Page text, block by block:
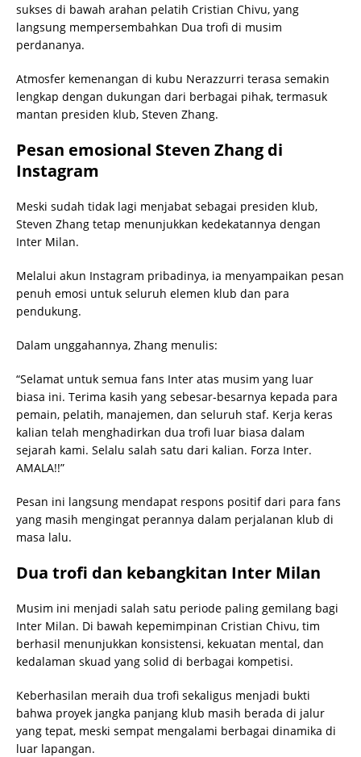
sukses di bawah arahan pelatih Cristian Chivu, yang
langsung mempersembahkan Dua trofi di musim
perdananya.
Atmosfer kemenangan di kubu Nerazzurri terasa semakin
lengkap dengan dukungan dari berbagai pihak, termasuk
mantan presiden klub, Steven Zhang.
Pesan emosional Steven Zhang di
Instagram
Meski sudah tidak lagi menjabat sebagai presiden klub,
Steven Zhang tetap menunjukkan kedekatannya dengan
Inter Milan.
Melalui akun Instagram pribadinya, ia menyampaikan pesan
penuh emosi untuk seluruh elemen klub dan para
pendukung.
Dalam unggahannya, Zhang menulis:
“Selamat untuk semua fans Inter atas musim yang luar
biasa ini. Terima kasih yang sebesar-besarnya kepada para
pemain, pelatih, manajemen, dan seluruh staf. Kerja keras
kalian telah menghadirkan dua trofi luar biasa dalam
sejarah kami. Selalu salah satu dari kalian. Forza Inter.
AMALA!!”
Pesan ini langsung mendapat respons positif dari para fans
yang masih mengingat perannya dalam perjalanan klub di
masa lalu.
Dua trofi dan kebangkitan Inter Milan
Musim ini menjadi salah satu periode paling gemilang bagi
Inter Milan. Di bawah kepemimpinan Cristian Chivu, tim
berhasil menunjukkan konsistensi, kekuatan mental, dan
kedalaman skuad yang solid di berbagai kompetisi.
Keberhasilan meraih dua trofi sekaligus menjadi bukti
bahwa proyek jangka panjang klub masih berada di jalur
yang tepat, meski sempat mengalami berbagai dinamika di
luar lapangan.